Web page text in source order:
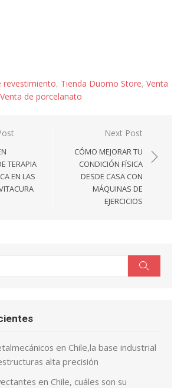
revestimiento, Tienda Duomo Store, Venta
Venta de porcelanato
TERAPIA
EN LAS
Next Post
CÓMO MEJORAR TU
CONDICIÓN FÍSICA
DESDE CASA CON
MÁQUINAS DE
EJERCICIOS
en Chile,la base industrial
alta precisión
en Chile, cuáles son su